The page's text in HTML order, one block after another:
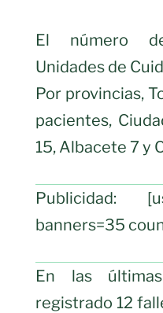
El número
Unidades de
Por provincias,
pacientes,
15, Albacete 7 y
Publicidad:
banners=35
En las
registrado 12